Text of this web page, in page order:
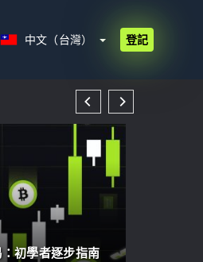
中文（台灣）
登記
初學者逐步指南